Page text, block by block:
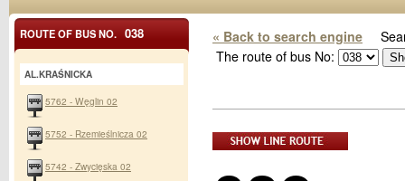
« Back to search engine
The route of bus No:
ROUTE OF BUS NO. 038
AL.KRAŚNICKA
5762 - Węglin 02
5752 - Rzemieślnicza 02
5742 - Zwycięska 02